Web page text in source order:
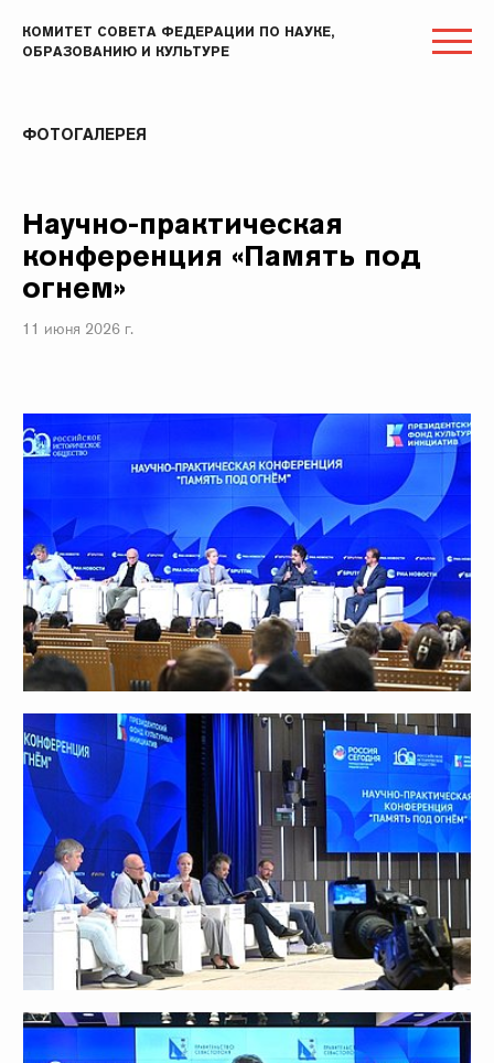
КОМИТЕТ СОВЕТА ФЕДЕРАЦИИ ПО НАУКЕ,
ОБРАЗОВАНИЮ И КУЛЬТУРЕ
ФОТОГАЛЕРЕЯ
Научно-практическая
конференция «Память под
огнем»
11 июня 2026 г.